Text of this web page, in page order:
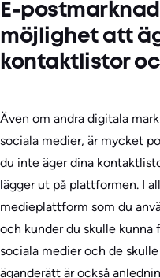
E-
möjlighet att
kontaktlistor
Även om andra digitala
sociala medier, är mycket
du inte äger dina
lägger ut på plattformen. I
medieplattform som du
och kunder du skulle
sociala medier och de
äganderätt är också